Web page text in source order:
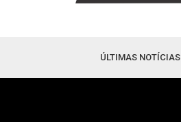
ÚLTIMAS NOTÍCIAS